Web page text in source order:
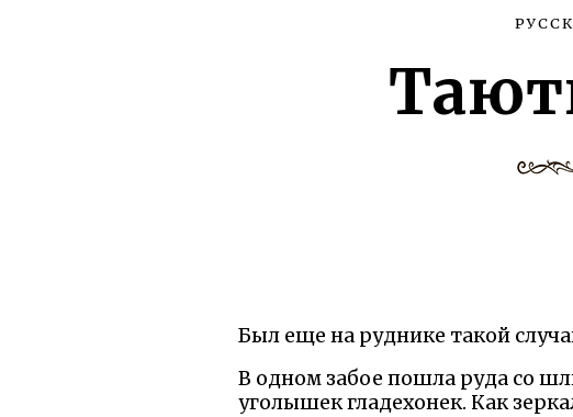
Был еще на руднике такой
В одном забое пошла руда со
уголышек гладехонек. Как